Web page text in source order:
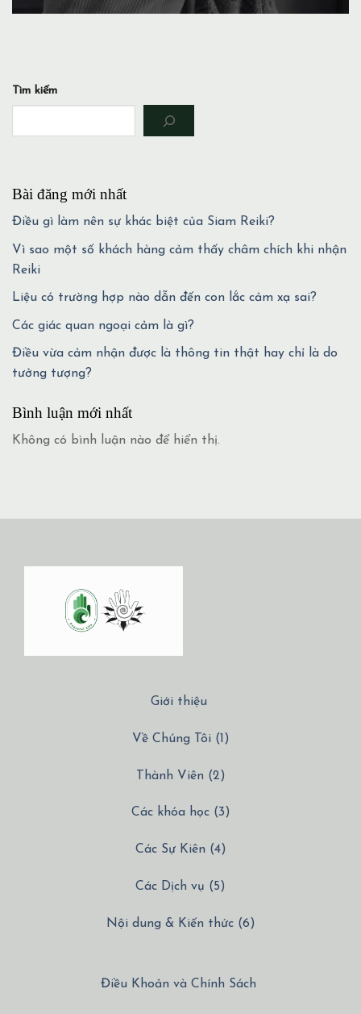
Tìm kiếm
Bài đăng mới nhất
Điều gì làm nên sự khác biệt của Siam Reiki?
Vì sao một số khách hàng cảm thấy châm chích khi nhận
Reiki
Liệu có trường hợp nào dẫn đến con lắc cảm xạ sai?
Các giác quan ngoại cảm là gì?
Điều vừa cảm nhận được là thông tin thật hay chỉ là do
tưởng tượng?
Bình luận mới nhất
Không có bình luận nào để hiển thị.
Giới thiệu
Về Chúng Tôi (1)
Thành Viên (2)
Các khóa học (3)
Các Sự Kiên (4)
Các Dịch vụ (5)
Nội dung & Kiến thức (6)
Điều Khoản và Chính Sách